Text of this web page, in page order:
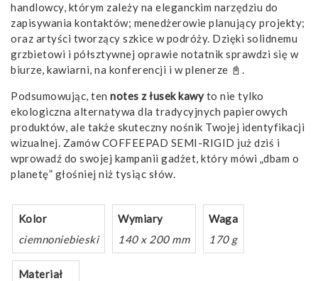
handlowcy, którym zależy na eleganckim narzędziu do
zapisywania kontaktów; menedżerowie planujący projekty;
oraz artyści tworzący szkice w podróży. Dzięki solidnemu
grzbietowi i półsztywnej oprawie notatnik sprawdzi się w
biurze, kawiarni, na konferencji i w plenerze 📓.
Podsumowując, ten notes z łusek kawyto nie tylko
ekologiczna alternatywa dla tradycyjnych papierowych
produktów, ale także skuteczny nośnik Twojej identyfikacji
wizualnej. Zamów COFFEEPAD SEMI-RIGID już dziś i
wprowadź do swojej kampanii gadżet, który mówi „dbam o
planetę” głośniej niż tysiąc słów.
Kolor
ciemnoniebieski
Wymiary
140 x 200 mm
Waga
170 g
Materiał